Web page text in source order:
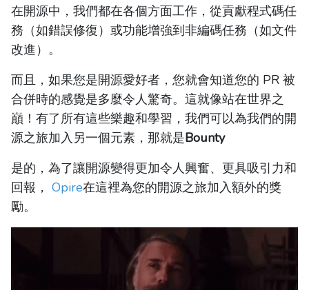
在開源中，我們都在各個方面工作，從貢獻程式碼任
務（如錯誤修復）或功能增強到非編碼任務（如文件
改進）。
而且，如果您是開源愛好者，您就會知道您的 PR 被
合併時的感覺是多麼令人驚奇。這就像站在世界之
巔！有了所有這些樂趣和學習，我們可以為我們的開
源之旅加入另一個元素，那就是Bounty
是的，為了讓開源變得更加令人興奮、更具吸引力和
回報， Opire在這裡為您的開源之旅加入額外的獎
勵。